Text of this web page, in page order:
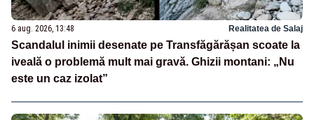
6 aug. 2026, 13:48 Realitatea de Salaj
Scandalul inimii desenate pe Transfăgărășan scoate la
iveală o problemă mult mai gravă. Ghizii montani: „Nu
este un caz izolat”